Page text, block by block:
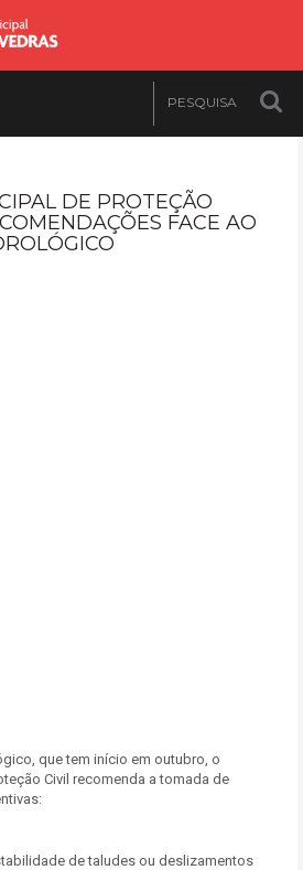
DE PROTEÇÃO
FACE AO
que tem início em outubro, o
Civil recomenda a tomada de
de taludes ou deslizamentos